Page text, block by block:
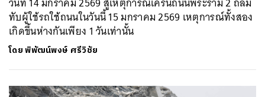
ทับผู้ใช้รถใช้ถนนในวันนี้ 15 มกราคม 2569 เหตุการณ์ทั้งสอง
เกิดขึ้นห่างกันเพียง 1 วันเท่านั้น
โดยพิพัฒน์พงษ์ ศรีวิชัย